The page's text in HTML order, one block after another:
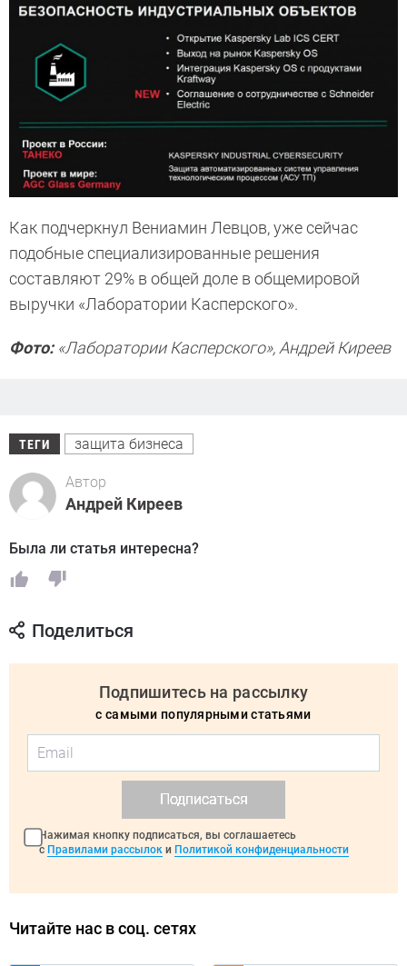
Как подчеркнул Вениамин Левцов, уже сейчас
подобные специализированные решения
составляют 29% в общей доле в общемировой
выручки «Лаборатории Касперского».
Фото:«Лаборатории Касперского», Андрей Киреев
ТЕГИ защита бизнеса
Автор
Андрей Киреев
Была ли статья интересна?
Поделиться
Подпишитесь на рассылку
с самыми популярными статьями
Подписаться
Нажимая кнопку подписаться, вы соглашаетесь
с Правилами рассылок и Политикой конфиденциальности
Читайте нас в соц. сетях